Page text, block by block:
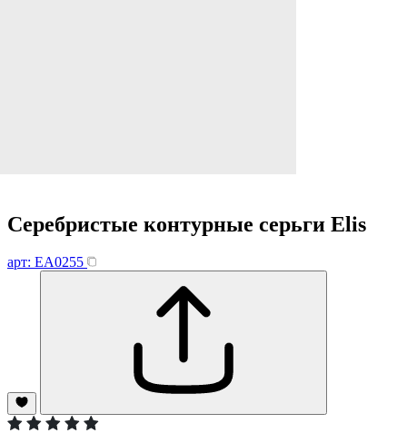
Серебристые контурные серьги Elis
арт: EA0255